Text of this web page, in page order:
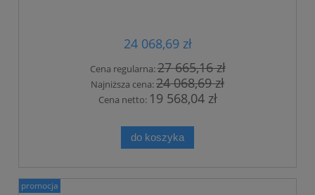
24 068,69 zł
Cena regularna:27 665,16 zł
Najniższa cena:24 068,69 zł
Cena netto: 19 568,04 zł
do koszyka
promocja